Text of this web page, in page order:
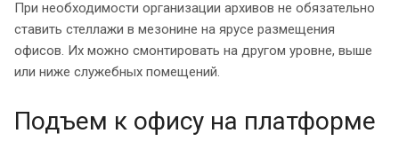
При необходимости организации архивов не обязательно
ставить стеллажи в мезонине на ярусе размещения
офисов. Их можно смонтировать на другом уровне, выше
или ниже служебных помещений.
Подъем к офису на платформе